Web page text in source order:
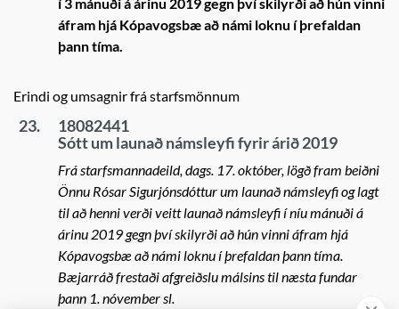
áfram hjá Kópavogsbæ að námi loknu í þrefaldan
þann tíma.
Erindi og umsagnir frá starfsmönnum
23.
18082441
Sótt um launað námsleyfi fyrir árið 2019
Frá starfsmannadeild, dags. 17. október, lögð fram beiðni
Önnu Rósar Sigurjónsdóttur um launað námsleyfi og lagt
til að henni verði veitt launað námsleyfi í níu mánuði á
árinu 2019 gegn því skilyrði að hún vinni áfram hjá
Kópavogsbæ að námi loknu í þrefaldan þann tíma.
Bæjarráð frestaði afgreiðslu málsins til næsta fundar
þann 1. nóvember sl.